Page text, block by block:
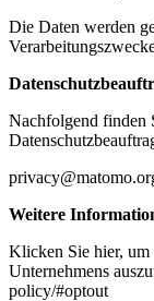
Die Daten werden
Nachfolgend finden
Weitere
Klicken Sie hier, um
Unternehmens
policy/#optout